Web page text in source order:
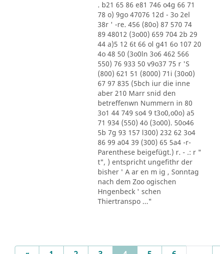
. b21 65 86 e81 746 o4g 66 71
78 o) 9go 47076 12d - 3o 2el
38r ' -re. 456 (80o) 87 570 74
89 48012 (3o00) 659 704 2b 29
44 a)5 12 6t 66 ol g41 6o 107 20
4o 48 50 (3o0ln 3o6 462 566
550) 76 933 50 v9o37 75 r 'S
(800) 621 51 (8000) 71i (30o0)
67 97 835 (5bch iur die inne
aber 210 Marr snid den
betreffenwn Nummern in 80
3o1 44 749 so4 9 t3o0,o0o) a5
71 934 (550) 4ö (3o00). 50o46
5b 7g 93 157 l300) 232 62 3o4
86 99 a04 39 (300) 65 5a4 -r-
Parenthese beigefügt.) r. - .: r "
t", ) entspricht ungefithr der
bisher ' A ar en m ig , Sonntag
nach dem Zoo ogischen
Hngenbeck ' schen
Thiertranspo ..."